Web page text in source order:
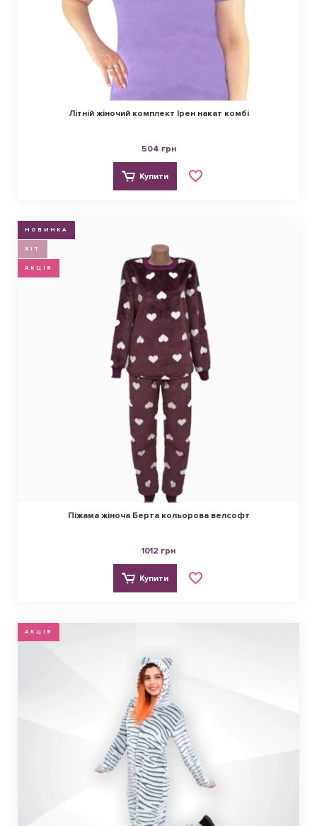
Літній жіночий комплект Ірен накат комбі
504 грн
Купити
НОВИНКА
ХІТ
АКЦІЯ
Піжама жіноча Берта кольорова велсофт
1012 грн
Купити
АКЦІЯ